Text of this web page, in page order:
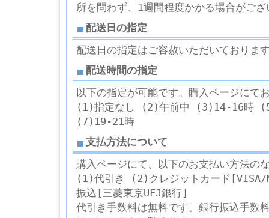
所を問わず、1週間程度かかる場合がござ
配送日の指定
配送日の指定はご容赦いただいておりま
配送時間の指定
以下の指定が可能です。購入ページにて
(1)指定なし (2)午前中 (3)14-16時
(7)19-21時
支払方法について
購入ページにて、以下のお支払い方法の
(1)代引き (2)クレジットカード
振込[三菱東京UFJ銀行]
代引き手数料は無料です。銀行振込手数